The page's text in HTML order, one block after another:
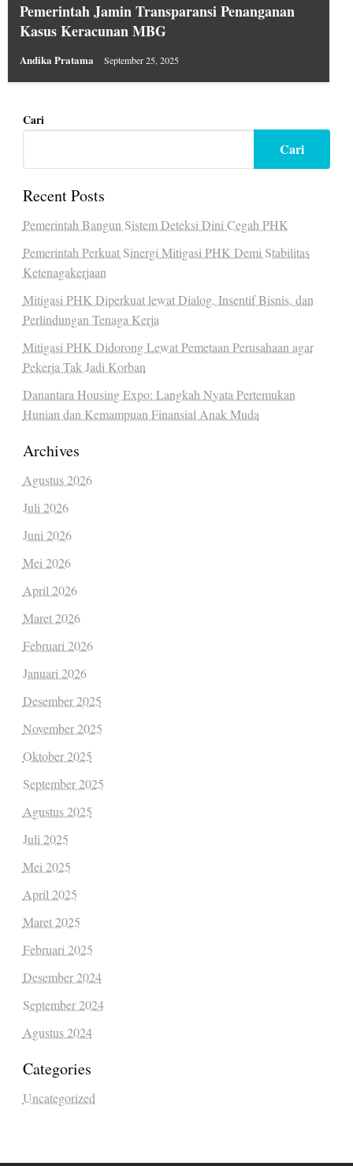
Pemerintah Jamin Transparansi Penanganan
Kasus Keracunan MBG
Andika Pratama September 25, 2025
Cari
Cari
Recent Posts
Pemerintah Bangun Sistem Deteksi Dini Cegah PHK
Pemerintah Perkuat Sinergi Mitigasi PHK Demi Stabilitas
Ketenagakerjaan
Mitigasi PHK Diperkuat lewat Dialog, Insentif Bisnis, dan
Perlindungan Tenaga Kerja
Mitigasi PHK Didorong Lewat Pemetaan Perusahaan agar
Pekerja Tak Jadi Korban
Danantara Housing Expo: Langkah Nyata Pertemukan
Hunian dan Kemampuan Finansial Anak Muda
Archives
Agustus 2026
Juli 2026
Juni 2026
Mei 2026
April 2026
Maret 2026
Februari 2026
Januari 2026
Desember 2025
November 2025
Oktober 2025
September 2025
Agustus 2025
Juli 2025
Mei 2025
April 2025
Maret 2025
Februari 2025
Desember 2024
September 2024
Agustus 2024
Categories
Uncategorized